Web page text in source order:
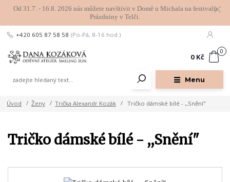
Od 31.7. - 16.8. 2026 nás můžete navštívit v Domě u Michala na festivalu
Prázdniny v Telči.
Menu
+420 605 87 58 58 (Po-Pá, 8-16 hod.)
0
0 Kč
Úvod Ženy Trička Alexandr Kozák Tričko dámské bílé - ,,Snění"
Tričko dámské bílé - ,,Snění"